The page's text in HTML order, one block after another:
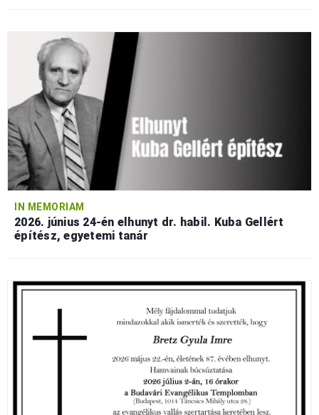
IN MEMORIAM
2026. június 24-én elhunyt dr. habil. Kuba Gellért
építész, egyetemi tanár